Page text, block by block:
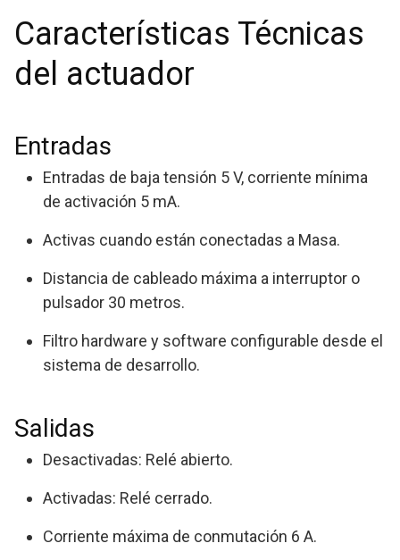
Características Técnicas
del actuador
Entradas
Entradas de baja tensión 5 V, corriente mínima
de activación 5 mA.
Activas cuando están conectadas a Masa.
Distancia de cableado máxima a interruptor o
pulsador 30 metros.
Filtro hardware y software configurable desde el
sistema de desarrollo.
Salidas
Desactivadas: Relé abierto.
Activadas: Relé cerrado.
Corriente máxima de conmutación 6 A.